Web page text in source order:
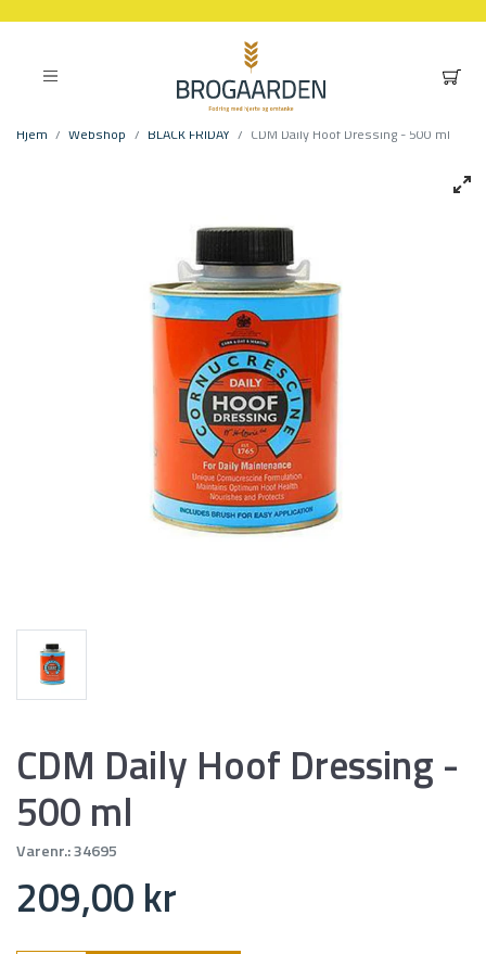
Hjem Webshop BLACK FRIDAY CDM Daily Hoof Dressing - 500 ml
CDM Daily Hoof Dressing -
500 ml
Varenr.:34695
209,00 kr